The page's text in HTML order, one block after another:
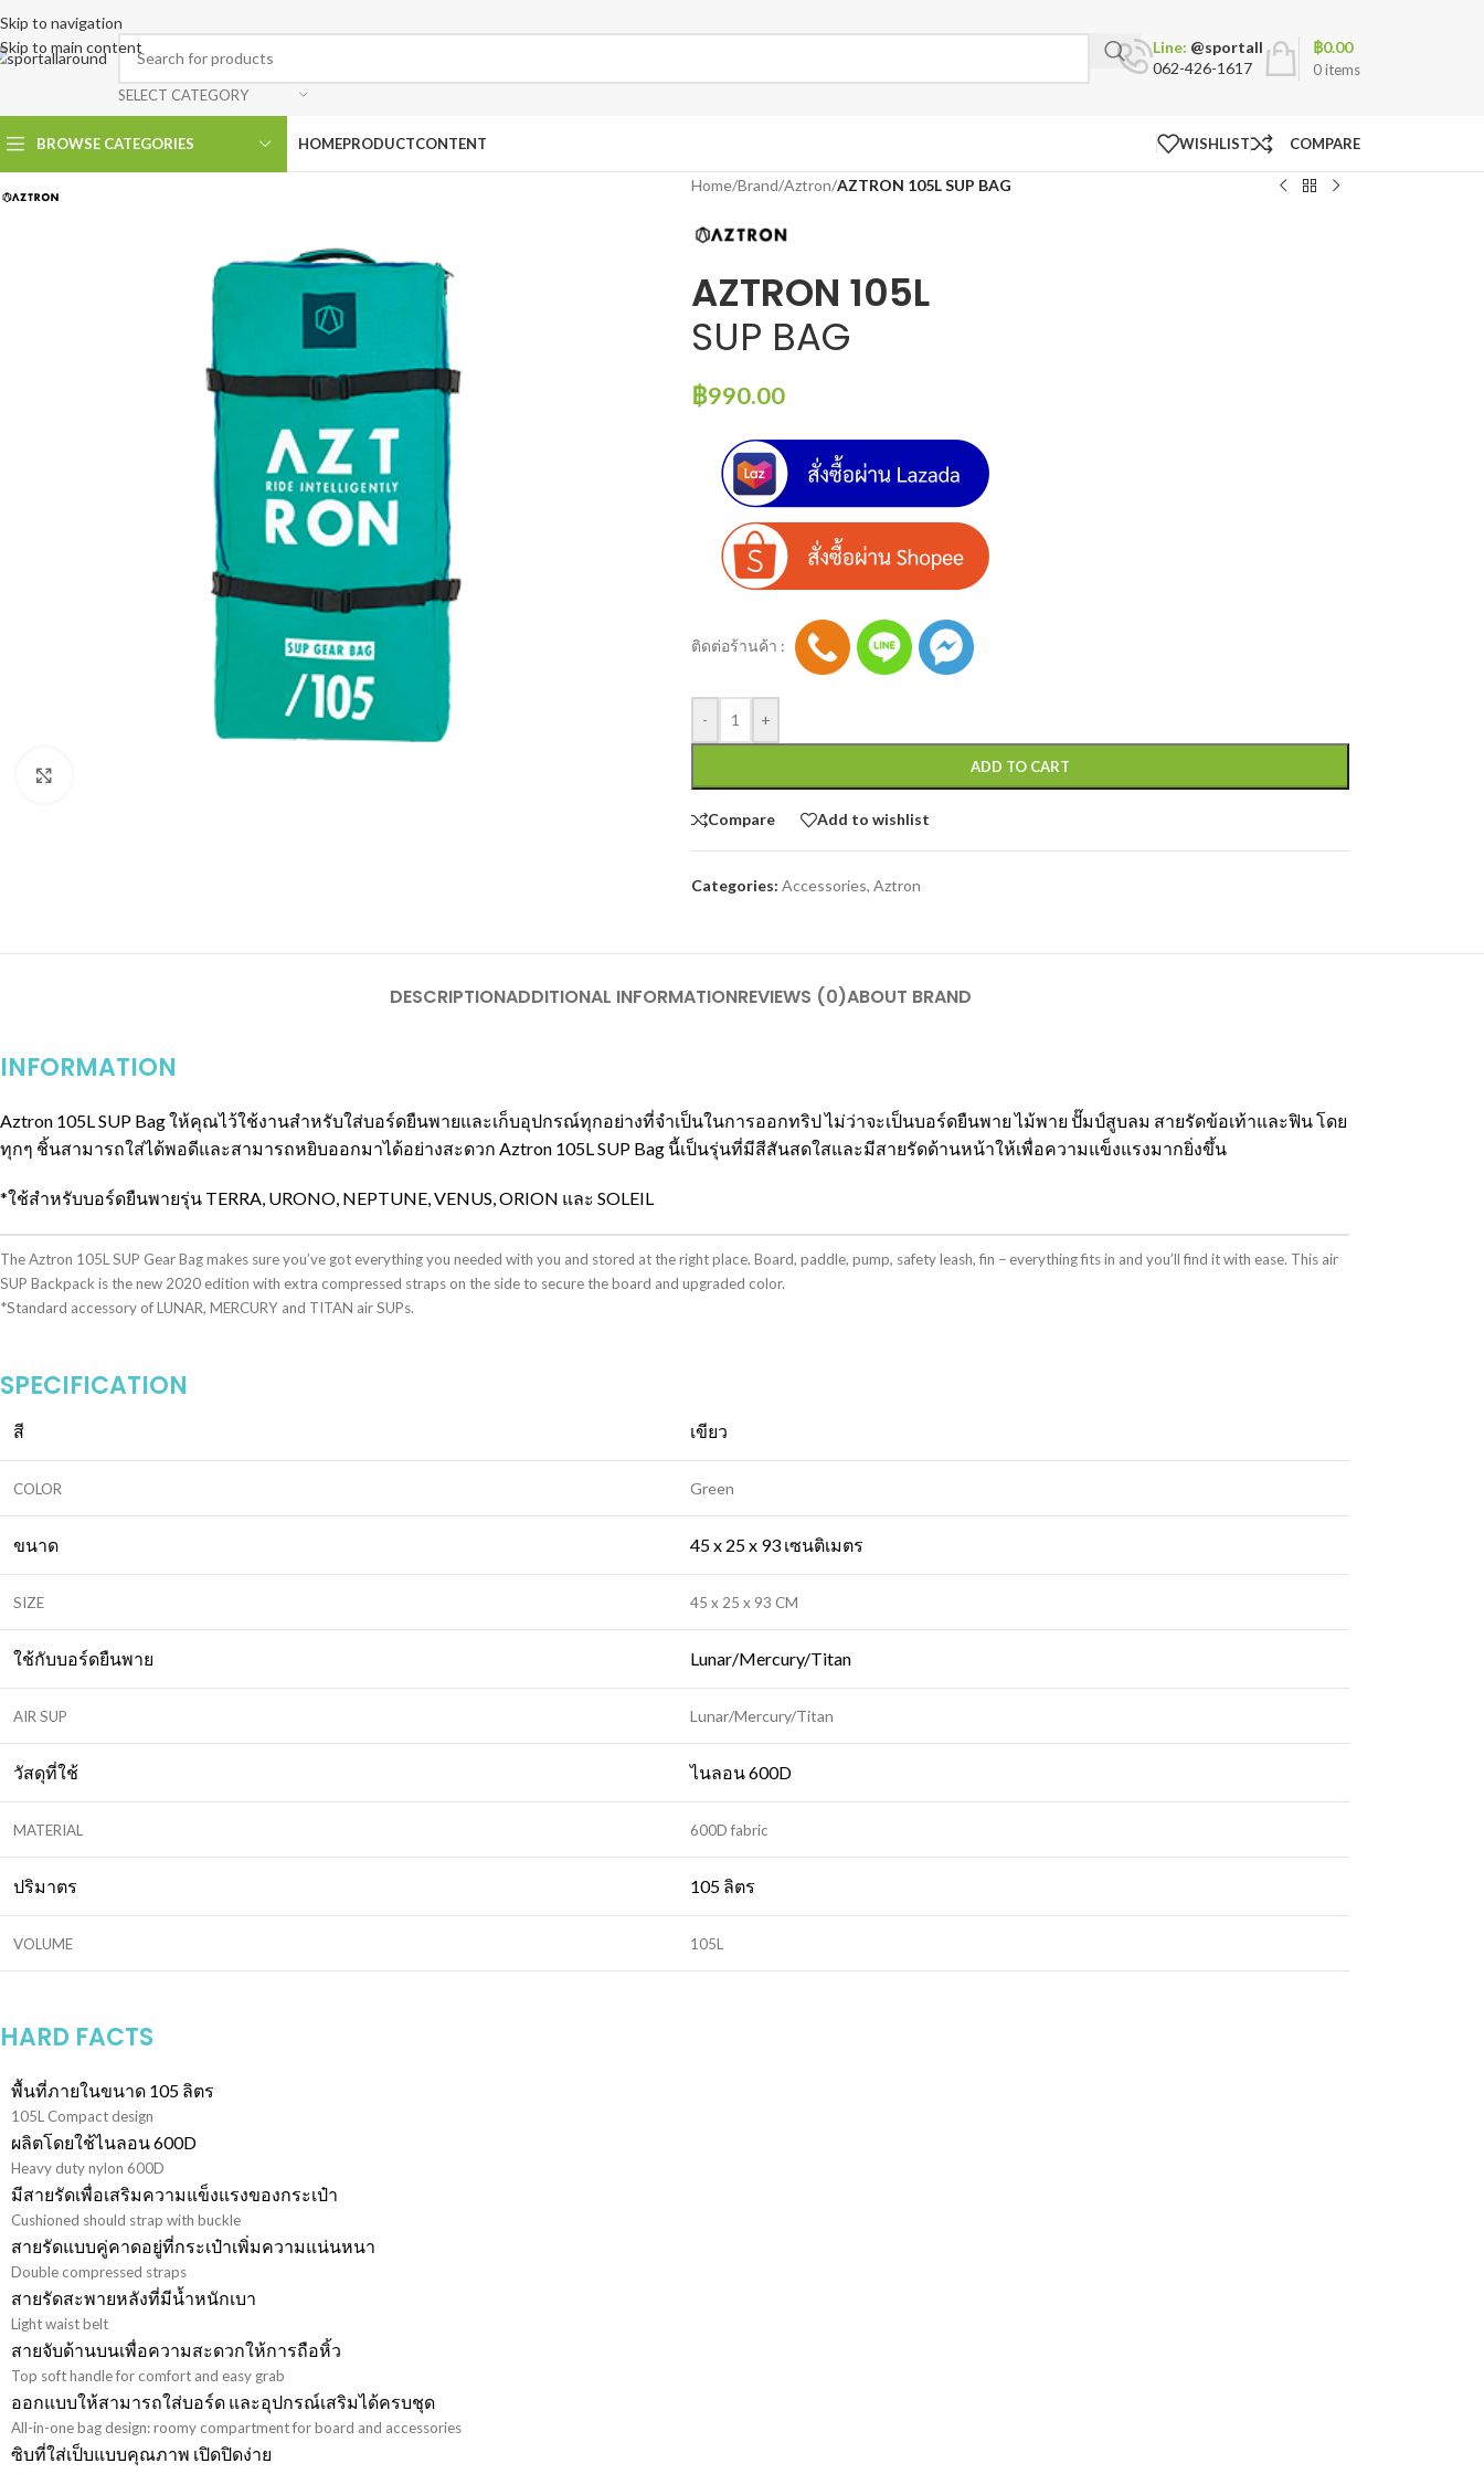
Skip to navigation
Skip to main content
SELECT CATEGORY
Line: @sportall
062-426-1617
0items
฿0.00
BROWSE CATEGORIES HOMEPRODUCTCONTENT WISHLIST COMPARE
Home/Brand/Aztron/AZTRON 105L SUP BAG
AZTRON 105L
SUP BAG
฿990.00
ติดต่อร้านค้า :
- +
ADD TO CART
Compare Add to wishlist
Categories: Accessories, Aztron
DESCRIPTIONADDITIONAL INFORMATIONREVIEWS (0)ABOUT BRAND
INFORMATION
Aztron 105L SUP Bag ให้คุณไว้ใช้งานสำหรับใส่บอร์ดยืนพายและเก็บอุปกรณ์ทุกอย่างที่จำเป็นในการออกทริป ไม่ว่าจะเป็นบอร์ดยืนพาย ไม้พาย ปั๊มป์สูบลม สายรัดข้อเท้าและฟิน โดย
ทุกๆ ชิ้นสามารถใส่ได้พอดีและสามารถหยิบออกมาได้อย่างสะดวก Aztron 105L SUP Bag นี้เป็นรุ่นที่มีสีสันสดใสและมีสายรัดด้านหน้าให้เพื่อความแข็งแรงมากยิ่งขึ้น
*ใช้สำหรับบอร์ดยืนพายรุ่น TERRA, URONO, NEPTUNE, VENUS, ORION และ SOLEIL
The Aztron 105L SUP Gear Bag makes sure you’ve got everything you needed with you and stored at the right place. Board, paddle, pump, safety leash, fin – everything fits in and you’ll find it with ease. This air
SUP Backpack is the new 2020 edition with extra compressed straps on the side to secure the board and upgraded color.
*Standard accessory of LUNAR, MERCURY and TITAN air SUPs.
SPECIFICATION
สี เขียว
COLOR Green
ขนาด 45 x 25 x 93 เซนติเมตร
SIZE 45 x 25 x 93 CM
ใช้กับบอร์ดยืนพาย Lunar/Mercury/Titan
AIR SUP Lunar/Mercury/Titan
วัสดุที่ใช้ ไนลอน 600D
MATERIAL 600D fabric
ปริมาตร 105 ลิตร
VOLUME 105L
HARD FACTS
พื้นที่ภายในขนาด 105 ลิตร
105L Compact design
ผลิตโดยใช้ไนลอน 600D
Heavy duty nylon 600D
มีสายรัดเพื่อเสริมความแข็งแรงของกระเป๋า
Cushioned should strap with buckle
สายรัดแบบคู่คาดอยู่ที่กระเป๋าเพิ่มความแน่นหนา
Double compressed straps
สายรัดสะพายหลังที่มีน้ำหนักเบา
Light waist belt
สายจับด้านบนเพื่อความสะดวกให้การถือหิ้ว
Top soft handle for comfort and easy grab
ออกแบบให้สามารถใส่บอร์ด และอุปกรณ์เสริมได้ครบชุด
All-in-one bag design: roomy compartment for board and accessories
ซิบที่ใส่เป็บแบบคุณภาพ เปิดปิดง่าย